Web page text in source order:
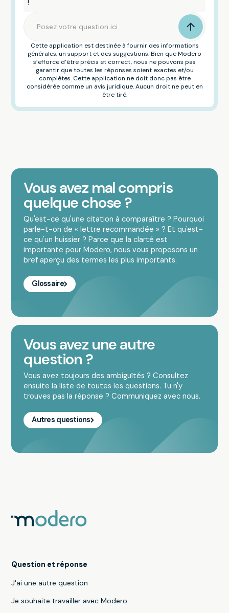
!
Cette application est destinée à fournir des informations
générales, un support et des suggestions. Bien que Modero
s’efforce d’être précis et correct, nous ne pouvons pas
garantir que toutes les réponses soient exactes et/ou
complètes. Cette application ne doit donc pas être
considérée comme un avis juridique. Aucun droit ne peut en
être tiré.
Vous avez mal compris
quelque chose ?
Qu'est-ce qu'une citation à comparaître ? Pourquoi
parle-t-on de « lettre recommandée » ? Et qu'est-
ce qu'un huissier ? Parce que la clarté est
importante pour Modero, nous vous proposons un
bref aperçu des termes les plus importants.
Glossaire
Vous avez une autre
question ?
Vous avez toujours des ambiguïtés ? Consultez
ensuite la liste de toutes les questions. Tu n'y
trouves pas la réponse ? Communiquez avec nous.
Autres questions
Question et réponse
J'ai une autre question
Je souhaite travailler avec Modero